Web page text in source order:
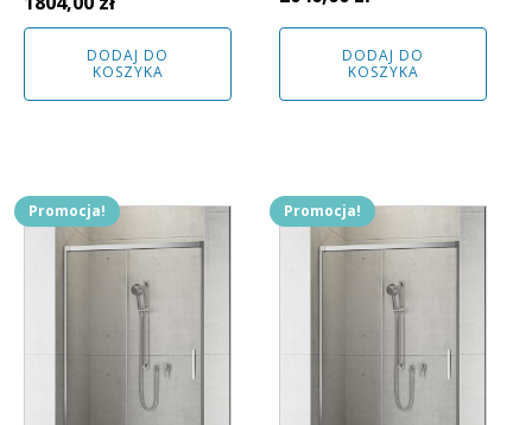
cena
wynosiła:
2005,00 zł.
cena
wynosi:
DODAJ DO
KOSZYKA
cena
wynosiła:
2273,00 zł.
cena
wynosi:
2046,00 zł.
DODAJ DO
KOSZYKA
Promocja! Promocja!